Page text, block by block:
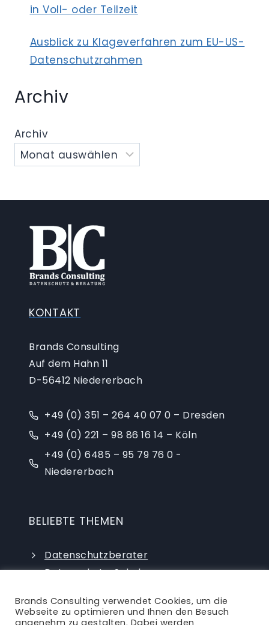
in Voll- oder Teilzeit
Ausblick zu Klageverfahren zum EU-US-
Datenschutzrahmen
Archiv
Archiv
KONTAKT
Brands Consulting
Auf dem Hahn 11
D-56412 Niedererbach
+49 (0) 351 – 264 40 07 0 – Dresden
+49 (0) 221 – 98 86 16 14 – Köln
+49 (0) 6485 – 95 79 76 0 -
Niedererbach
BELIEBTE THEMEN
Datenschutzberater
Datenschutz-Schulungen
externer Datenschutzbeauftragter
Brands Consulting verwendet Cookies, um die
Webseite zu optimieren und Ihnen den Besuch
angenehm zu gestalten. Dabei werden